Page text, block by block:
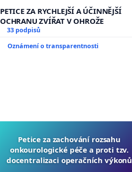
PETICE ZA RYCHLEJŠÍ A ÚČINNĚJŠÍ
OCHRANU ZVÍŘAT V OHROŽE
33 podpisů
Oznámení o transparentnosti
Petice za zachování rozsahu
onkourologické péče a proti tzv.
docentralizaci operačních výkonů